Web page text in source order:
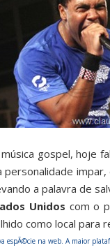
gospel, hoje
a palavra de
Unidos com o
como local para
espÃ©cie na web. A maior